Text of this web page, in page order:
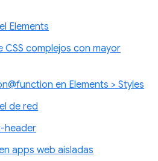
Elements
CSS complejos con mayor
en Elements > Styles
de red
header
apps web aisladas